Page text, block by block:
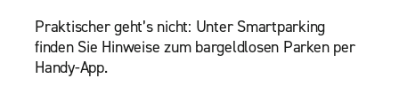
Praktischer geht’s nicht: Unter Smartparking
finden Sie Hinweise zum bargeldlosen Parken per
Handy-App.